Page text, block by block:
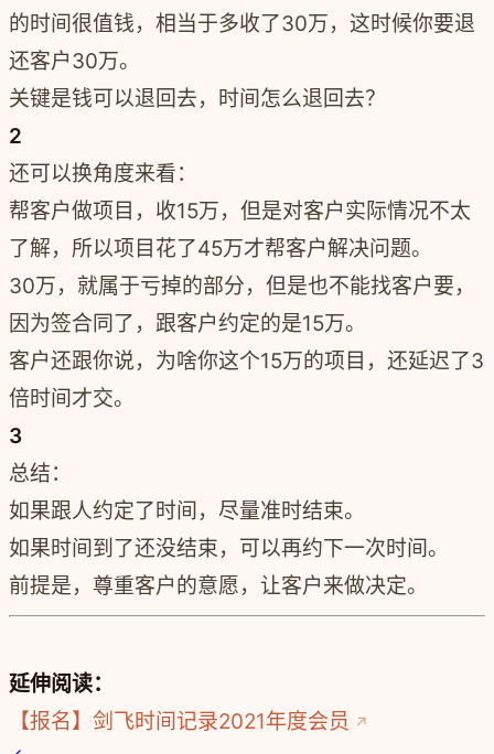
的时间很值钱，相当于多收了30万，这时候你要退
还客户30万。
关键是钱可以退回去，时间怎么退回去？
2
还可以换角度来看：
帮客户做项目，收15万，但是对客户实际情况不太
了解，所以项目花了45万才帮客户解决问题。
30万，就属于亏掉的部分，但是也不能找客户要，
因为签合同了，跟客户约定的是15万。
客户还跟你说，为啥你这个15万的项目，还延迟了3
倍时间才交。
3
总结：
如果跟人约定了时间，尽量准时结束。
如果时间到了还没结束，可以再约下一次时间。
前提是，尊重客户的意愿，让客户来做决定。
延伸阅读：
【报名】剑飞时间记录2021年度会员